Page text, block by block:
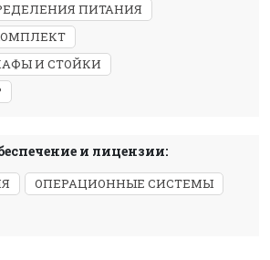
ПИТАНИЯ
И СТОЙКИ
и лицензии:
ОПЕРАЦИОННЫЕ СИСТЕМЫ